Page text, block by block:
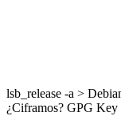
lsb_release -a >
¿Ciframos? GPG